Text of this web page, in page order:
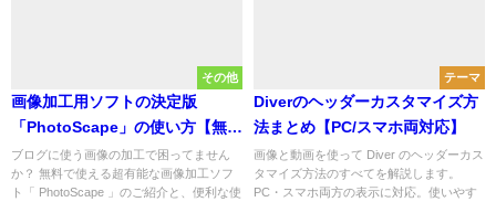
その他
画像加工用ソフトの決定版
「PhotoScape」の使い方【無料
で使えます】
ブログに使う画像の加工で困ってません
か？ 無料で使える超有能な画像加工ソフ
ト「 PhotoScape 」のご紹介と、便利な使
テーマ
Diverのヘッダーカスタマイズ方
法まとめ【PC/スマホ両対応】
画像と動画を使って Diver のヘッダーカス
タマイズ方法のすべてを解説します。
PC・スマホ両方の表示に対応。使いやす